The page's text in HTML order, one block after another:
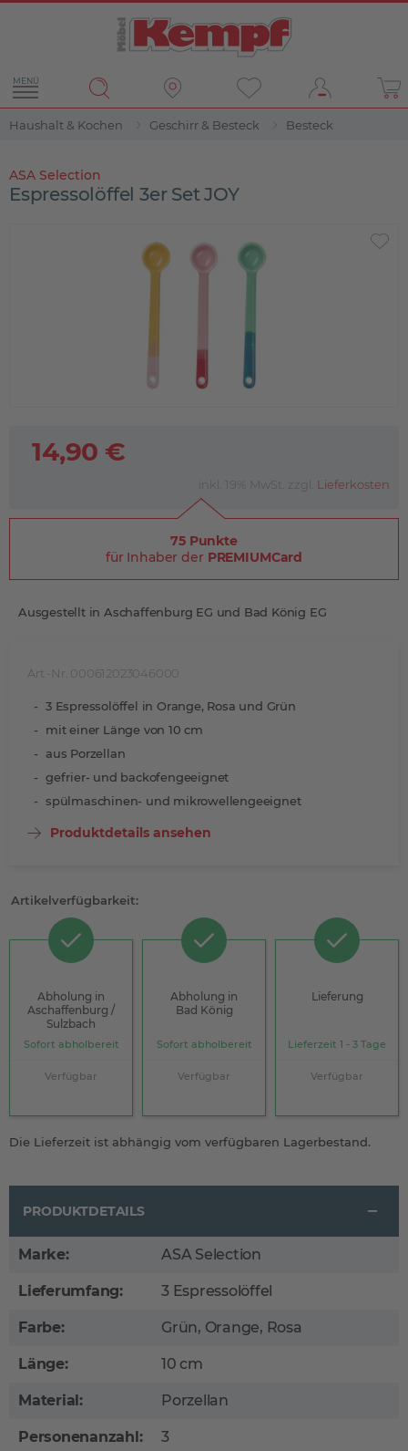
MENÜ
Haushalt & Kochen Geschirr & Besteck Besteck
ASA Selection
Espressolöffel 3er Set JOY
Art.-Nr. 000612023046000
3 Espressolöffel in Orange, Rosa und Grün
mit einer Länge von 10 cm
aus Porzellan
gefrier- und backofengeeignet
spülmaschinen- und mikrowellengeeignet
Produktdetails ansehen
Artikelverfügbarkeit:
Abholung in
Aschaffenburg /
Sulzbach
Sofort abholbereit
Verfügbar
Abholung in
Bad König
Sofort abholbereit
Verfügbar
Lieferung
Lieferzeit 1 - 3 Tage
Verfügbar
Die Lieferzeit ist abhängig vom verfügbaren Lagerbestand.
14,90 €
inkl. 19% MwSt. zzgl. Lieferkosten
75 Punkte
für Inhaber der PREMIUMCard
Ausgestellt in Aschaffenburg EG und Bad König EG
PRODUKTDETAILS
Marke: ASA Selection
Lieferumfang: 3 Espressolöffel
Farbe: Grün, Orange, Rosa
Länge: 10 cm
Material: Porzellan
Personenanzahl: 3